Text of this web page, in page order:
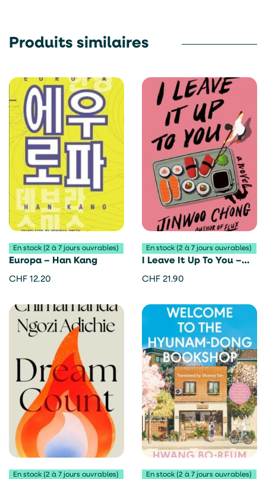
Produits similaires
En stock (2 à 7 jours ouvrables)
Europa – Han Kang
CHF 12.20
En stock (2 à 7 jours ouvrables)
I Leave It Up To You –
Chong Jin-woo
CHF 21.90
En stock (2 à 7 jours ouvrables) En stock (2 à 7 jours ouvrables)